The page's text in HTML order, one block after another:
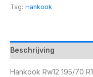
Tag: Hankook
Beschrijving
Hankook Rw12 195/70